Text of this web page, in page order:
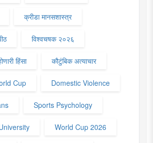
क्रीडा मानसशास्त्र
विश्वचषक २०२६
हिंसा कौटुंबिक अत्याचार
Cup Domestic Violence
Sports Psychology
World Cup 2026